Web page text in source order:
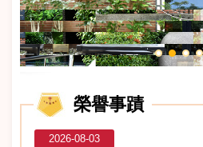
榮譽事蹟
2026-08-03